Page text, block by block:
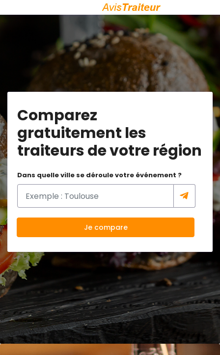
Comparez
gratuitement les
traiteurs de votre région
Dans quelle ville se déroule votre événement ?
Je compare